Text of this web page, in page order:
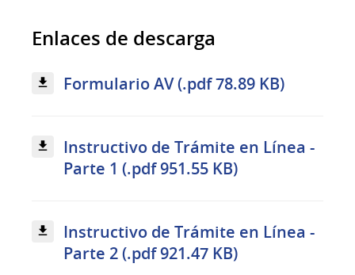
Enlaces de descarga
Formulario AV (.pdf 78.89 KB)
Instructivo de Trámite en Línea -
Parte 1 (.pdf 951.55 KB)
Instructivo de Trámite en Línea -
Parte 2 (.pdf 921.47 KB)